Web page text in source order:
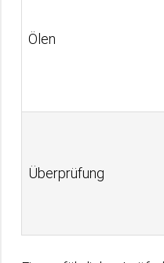
Ölen
Überprüfung